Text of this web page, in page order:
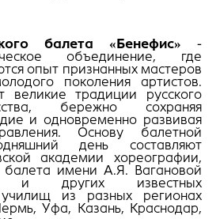
балета «Бенефис» -
объединение, где
опыт признанных мастеров
поколения артистов.
великие традиции русского
бережно сохраняя
и одновременно развивая
Основу балетной
день составляют
академии хореографии,
балета имени А.Я. Вагановой
и других известных
училищ из разных регионах
Уфа, Казань, Краснодар,